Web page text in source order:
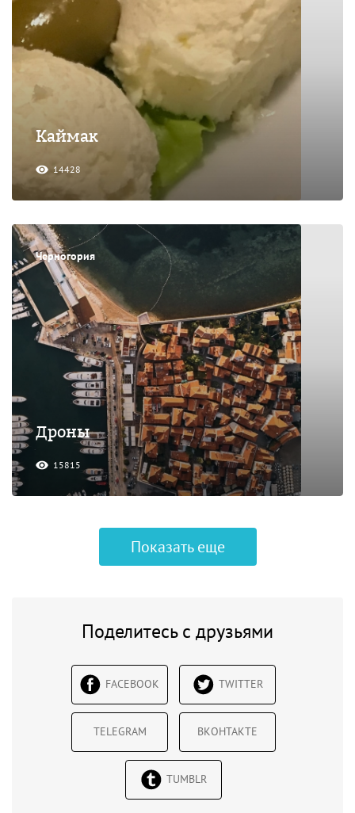
Каймак
14428
Черногория
Дроны
15815
Показать еще
Поделитесь с друзьями
FACEBOOK TWITTER
TELEGRAM ВКОНТАКТЕ
TUMBLR